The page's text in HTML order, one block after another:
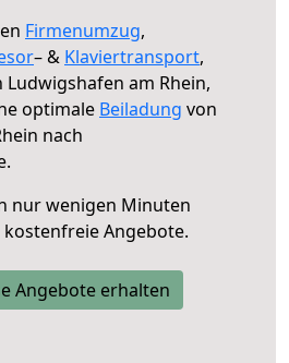
Firmenumzug,
– & Klaviertransport,
Ludwigshafen am Rhein,
optimale Beiladung von
nach
nur wenigen Minuten
Angebote.
Angebote erhalten